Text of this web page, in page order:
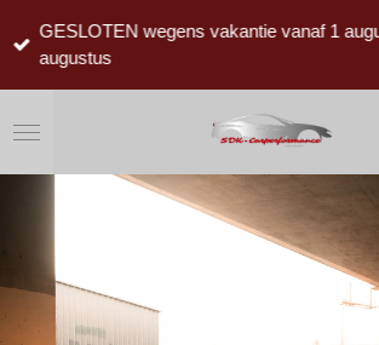
direct
hoofdinhoud
GESLOTEN wegens vakantie vanaf 1
augustus